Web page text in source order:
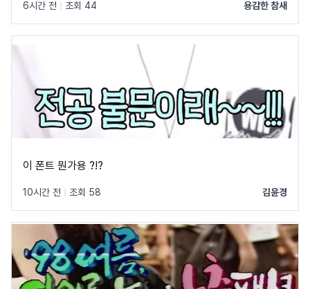
6시간 전 조회 44 용감한 참새
이 폰트 뭔가용 ?!?
10시간 전 조회 58 김윤경